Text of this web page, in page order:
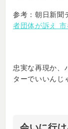
参考：朝日新
者団体が訴え
忠実な再現か、
ターでいいんじ